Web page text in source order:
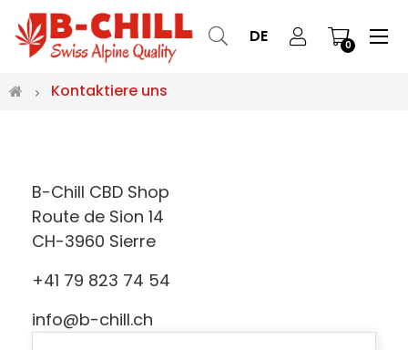
DE 0 ☰
Kontaktiere uns
B-Chill CBD Shop
Route de Sion 14
CH-3960 Sierre
+41 79 823 74 54
info@b-chill.ch